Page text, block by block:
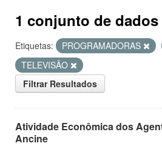
1 conjunto de
Etiquetas: PROGRAMADORAS
TELEVISÃO
Filtrar Resultados
Atividade Econômica dos
Ancine